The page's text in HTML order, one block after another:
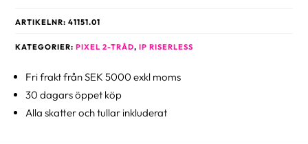
ARTIKELNR:41151.01
KATEGORIER:PIXEL 2-TRÅD,IP RISERLESS
Fri frakt från SEK 5000 exkl moms
30 dagars öppet köp
Alla skatter och tullar inkluderat